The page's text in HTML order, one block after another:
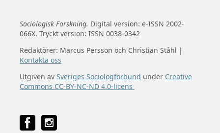
Sociologisk Forskning. Digital version: e-ISSN 2002-
066X. Tryckt version: ISSN 0038-0342
Redaktörer: Marcus Persson och Christian Ståhl |
Kontakta oss
Utgiven av Sveriges Sociologförbund under Creative
Commons CC-BY-NC-ND 4.0-licens